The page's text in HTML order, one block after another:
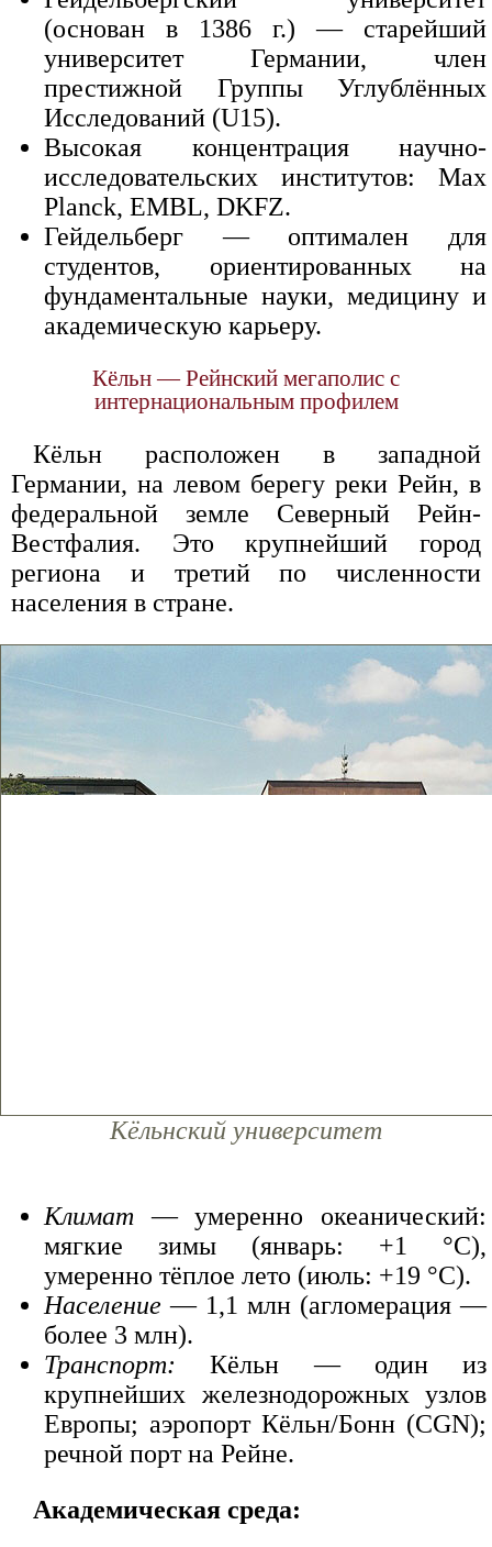
(основан в 1386 г.) — старейший
университет Германии, член
престижной Группы Углублённых
Исследований (U15).
Высокая концентрация научно-
исследовательских институтов: Max
Planck, EMBL, DKFZ.
Гейдельберг — оптимален для
студентов, ориентированных на
фундаментальные науки, медицину и
академическую карьеру.
Кёльн — Рейнский мегаполис с
интернациональным профилем
Кёльн расположен в западной
Германии, на левом берегу реки Рейн, в
федеральной земле Северный Рейн-
Вестфалия. Это крупнейший город
региона и третий по численности
населения в стране.
Кёльнский университет
Климат — умеренно океанический:
мягкие зимы (январь: +1 °C),
умеренно тёплое лето (июль: +19 °C).
Население — 1,1 млн (агломерация —
более 3 млн).
Транспорт: Кёльн — один из
крупнейших железнодорожных узлов
Европы; аэропорт Кёльн/Бонн (CGN);
речной порт на Рейне.
Академическая среда: